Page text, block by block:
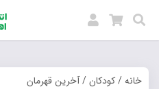
خانه/کودکان/ آخرین قهرمان